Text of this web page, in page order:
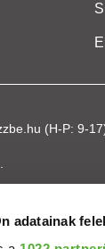
adatainak
(H-P: 9-